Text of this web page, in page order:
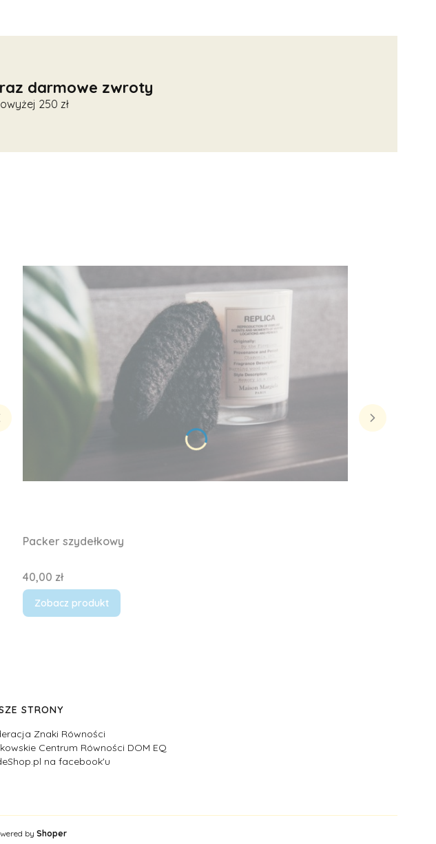
darmowe zwroty
250 zł
Packer szydełkowy
Cena
40,00 zł
Zobacz produkt
STRONY
Znaki Równości
Centrum Równości DOM EQ
na facebook'u
by Shoper